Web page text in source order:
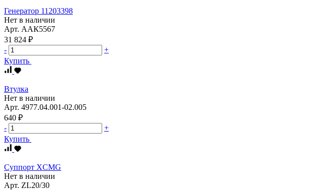
Генератор 11203398
Нет в наличии
Арт. ААК5567
31 824 ₽
-
+
Купить
Втулка
Нет в наличии
Арт. 4977.04.001-02.005
640 ₽
-
+
Купить
Суппорт XCMG
Нет в наличии
Арт. ZL20/30